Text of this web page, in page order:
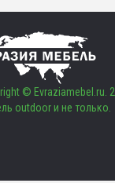
© Evraziamebel.ru.
outdoor и не только.